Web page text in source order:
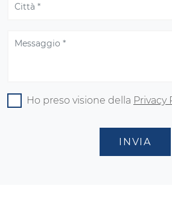
Ho preso visione della Privacy
INVIA